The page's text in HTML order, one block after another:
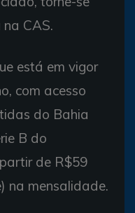
CAS.
está em vigor
com acesso
do Bahia
B do
de R$59
na mensalidade.